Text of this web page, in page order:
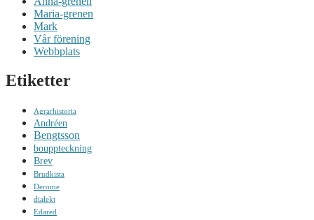
Maria-grenen
Mark
Vår förening
Webbplats
Etiketter
Agrarhistoria
Andréen
Bengtsson
bouppteckning
Brev
Brudkista
Derome
dialekt
Edared